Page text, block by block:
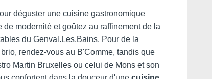
déguster une cuisine gastronomique
modernité et goûtez au raffinement de la
du Genval.Les.Bains. Pour de la
rendez-vous au B'Comme, tandis que
Martin Bruxelles ou celui de Mons et son